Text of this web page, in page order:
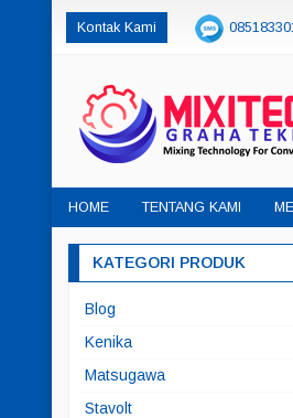
Kontak Kami
HOME TENTANG KAMI
KATEGORI PRODUK
Blog
Kenika
Matsugawa
Stavolt